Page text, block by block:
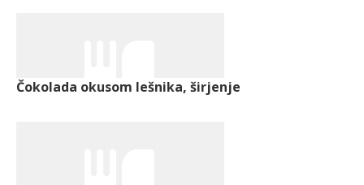
Čokolada okusom lešnika, širjenje